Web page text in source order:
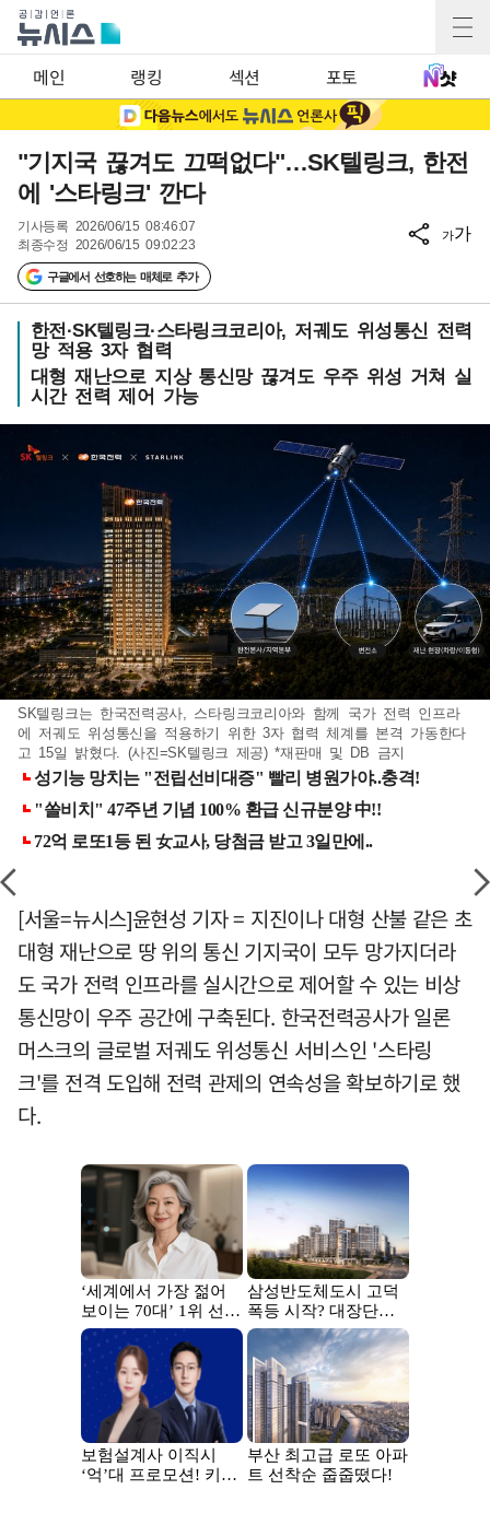
메인 랭킹 섹션 포토
"기지국 끊겨도 끄떡없다"…SK텔링크, 한전
에 '스타링크' 깐다
기사등록 2026/06/15 08:46:07
최종수정 2026/06/15 09:02:23
구글에서 선호하는 매체로 추가
가가
한전·SK텔링크·스타링크코리아, 저궤도 위성통신 전력
망 적용 3자 협력
대형 재난으로 지상 통신망 끊겨도 우주 위성 거쳐 실
시간 전력 제어 가능
SK텔링크는 한국전력공사, 스타링크코리아와 함께 국가 전력 인프라
에 저궤도 위성통신을 적용하기 위한 3자 협력 체계를 본격 가동한다
고 15일 밝혔다. (사진=SK텔링크 제공) *재판매 및 DB 금지
[서울=뉴시스]윤현성 기자 = 지진이나 대형 산불 같은 초
대형 재난으로 땅 위의 통신 기지국이 모두 망가지더라
도 국가 전력 인프라를 실시간으로 제어할 수 있는 비상
통신망이 우주 공간에 구축된다. 한국전력공사가 일론
머스크의 글로벌 저궤도 위성통신 서비스인 '스타링
크'를 전격 도입해 전력 관제의 연속성을 확보하기로 했
다.